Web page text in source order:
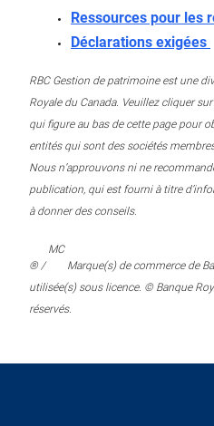
Ressources pour les
Déclarations exigées
RBC Gestion de patrimoine est une
Royale du Canada. Veuillez cliquer
qui figure au bas de cette page pour
entités qui sont des sociétés
Nous n’approuvons ni ne
publication, qui est fourni à titre
à donner des conseils.
® /
MC
Marque(s) de commerce de
utilisée(s) sous licence. © Banque
réservés.